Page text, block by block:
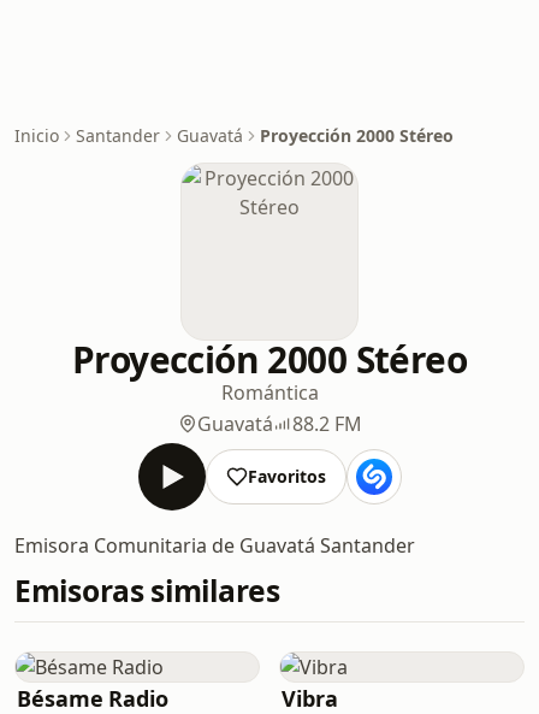
Inicio Santander Guavatá Proyección 2000 Stéreo
Proyección 2000 Stéreo
Romántica
Guavatá
88.2 FM
Favoritos
Emisora Comunitaria de Guavatá Santander
Emisoras similares
Bésame Radio Vibra